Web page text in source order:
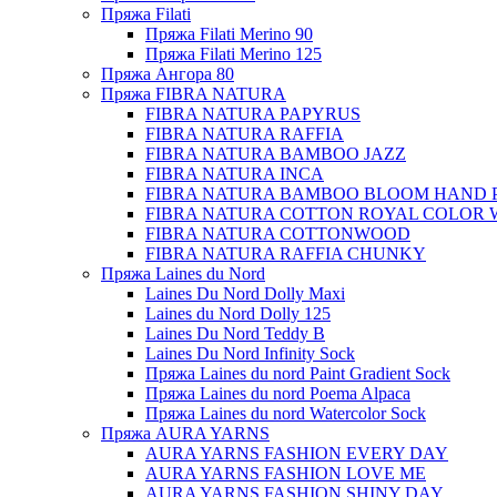
Пряжа Filati
Пряжа Filati Merino 90
Пряжа Filati Merino 125
Пряжа Ангора 80
Пряжа FIBRA NATURA
FIBRA NATURA PAPYRUS
FIBRA NATURA RAFFIA
FIBRA NATURA BAMBOO JAZZ
FIBRA NATURA INCA
FIBRA NATURA BAMBOO BLOOM HAND
FIBRA NATURA COTTON ROYAL COLOR
FIBRA NATURA COTTONWOOD
FIBRA NATURA RAFFIA CHUNKY
Пряжа Laines du Nord
Laines Du Nord Dolly Maxi
Laines du Nord Dolly 125
Laines Du Nord Teddy B
Laines Du Nord Infinity Sock
Пряжа Laines du nord Paint Gradient Sock
Пряжа Laines du nord Poema Alpaca
Пряжа Laines du nord Watercolor Sock
Пряжа AURA YARNS
AURA YARNS FASHION EVERY DAY
AURA YARNS FASHION LOVE ME
AURA YARNS FASHION SHINY DAY